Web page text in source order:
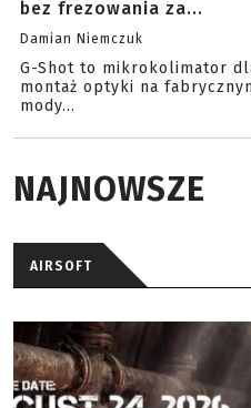
bez frezowania za...
Damian Niemczuk
G-Shot to mikrokolimator
montaż optyki na
mody...
NAJNOWSZE
AIRSOFT